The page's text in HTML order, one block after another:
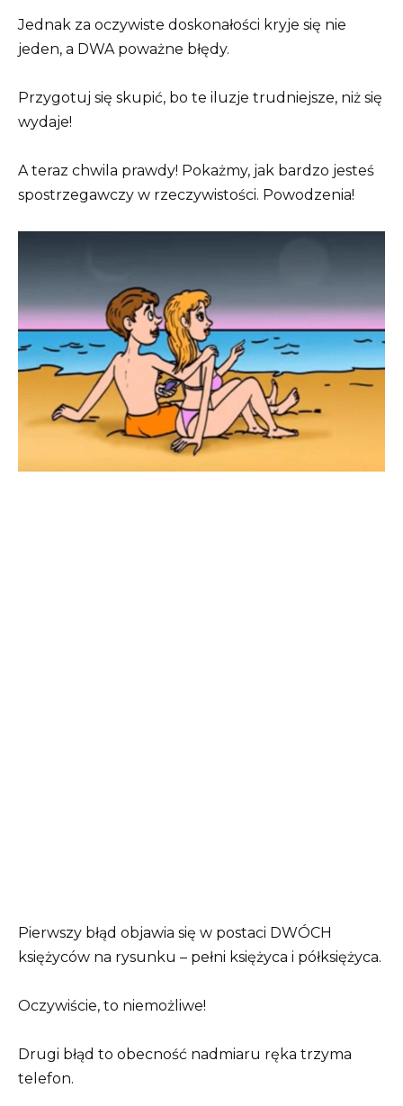
Jednak za oczywiste doskonałości kryje się nie
jeden, a DWA poważne błędy.
Przygotuj się skupić, bo te iluzje trudniejsze, niż się
wydaje!
A teraz chwila prawdy! Pokażmy, jak bardzo jesteś
spostrzegawczy w rzeczywistości. Powodzenia!
Pierwszy błąd objawia się w postaci DWÓCH
księżyców na rysunku – pełni księżyca i półksiężyca.
Oczywiście, to niemożliwe!
Drugi błąd to obecność nadmiaru ręka trzyma
telefon.